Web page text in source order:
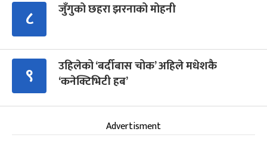
८ जुँगुको छहरा झरनाको मोहनी
९
उहिलेको ‘बर्दीबास चोक’ अहिले मधेशकै
‘कनेक्टिभिटी हब’
Advertisment